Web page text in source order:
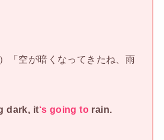
「空が暗くなってきたね、雨
dark, it‘s going to rain.